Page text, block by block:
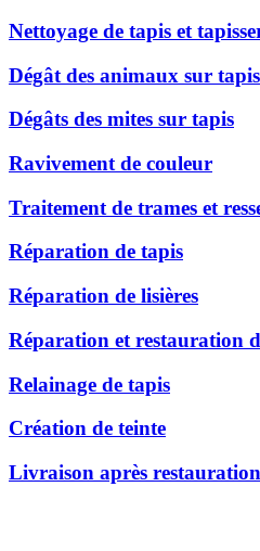
Nettoyage de tapis et
Dégât des animaux sur tapis
Dégâts des mites sur tapis
Ravivement de couleur
Traitement de trames et
Réparation de tapis
Réparation de lisières
Réparation et restauration
Relainage de tapis
Création de teinte
Livraison après restauration